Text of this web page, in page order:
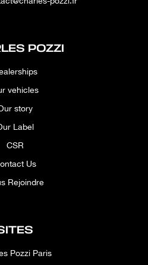
POZZI
vehicles
story
Label
CSR
Us
Rejoindre
Pozzi Paris